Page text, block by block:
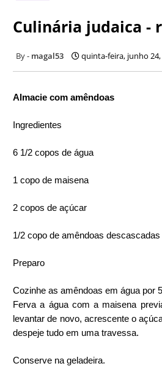
Culinária judaica -
magal53 quinta-feira, junho 24,
Almacie com amêndoas
Ingredientes
6 1/2 copos de água
1 copo de maisena
2 copos de açúcar
1/2 copo de amêndoas descascadas
Preparo
Cozinhe as amêndoas em água por
Ferva a água com a maisena
levantar de novo, acrescente o
despeje tudo em uma travessa.
Conserve na geladeira.